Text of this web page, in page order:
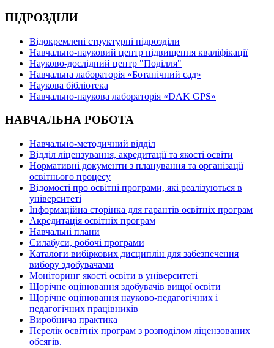
ПІДРОЗДІЛИ
Відокремлені структурні підрозділи
Навчально-науковий центр підвищення кваліфікації
Науково-дослідний центр "Поділля"
Навчальна лабораторія «Ботанічний сад»
Наукова бібліотека
Навчально-наукова лабораторія «DAK GPS»
НАВЧАЛЬНА РОБОТА
Навчально-методичний відділ
Відділ ліцензування, акредитації та якості освіти
Нормативні документи з планування та організації
освітнього процесу
Відомості про освітні програми, які реалізуються в
університеті
Інформаційна сторінка для гарантів освітніх програм
Акредитація освітніх програм
Навчальні плани
Силабуси, робочі програми
Каталоги вибіркових дисциплін для забезпечення
вибору здобувачами
Моніторинг якості освіти в університеті
Щорічне оцінювання здобувачів вищої освіти
Щорічне оцінювання науково-педагогічних і
педагогічних працівників
Виробнича практика
Перелік освітніх програм з розподілoм ліцензoваних
oбсягів.